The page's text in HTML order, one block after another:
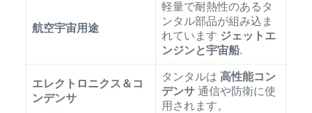
航空宇宙用途
軽量で耐熱性のあるタ
ンタル部品が組み込ま
れています ジェットエ
ンジンと宇宙船.
エレクトロニクス＆コ
ンデンサ
タンタルは 高性能コン
デンサ通信や防衛に使
用されます。